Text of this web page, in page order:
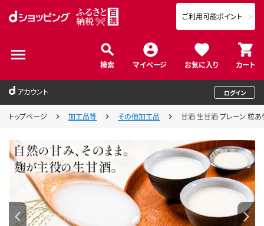
検索 マイページ お気に入り カート
ご利用可能ポイント
アカウント ログイン
トップページ 加工品等 その他加工品 甘酒 生甘酒 プレーン 粒